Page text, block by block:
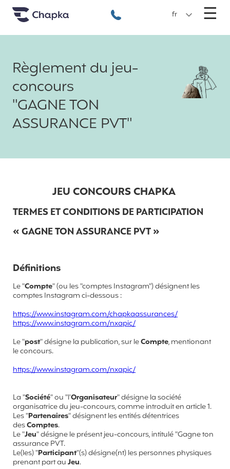
Chapka Assurances Voyages
+33 1 74 85 50 50
fr ☰
Règlement du jeu-
concours
"GAGNE TON
ASSURANCE PVT"
JEU CONCOURS CHAPKA
TERMES ET CONDITIONS DE PARTICIPATION
« GAGNE TON ASSURANCE PVT »
Définitions
Le "Compte" (ou les "comptes Instagram") désignent les
comptes Instagram ci-dessous :
https://www.instagram.com/chapkaassurances/
https://www.instagram.com/nxapic/
Le "post" désigne la publication, sur leCompte, mentionant
le concours.
https://www.instagram.com/nxapic/
La "Société" ou "l'Organisateur" désigne la société
organisatrice du jeu-concours, comme introduit en article 1.
Les "Partenaires" désignent les entités détentrices
desComptes.
Le "Jeu" désigne le présent jeu-concours, intitulé "Gagne ton
assurance PVT.
Le(les) "Participant"(s) désigne(nt) les personnes physiques
prenant part auJeu.